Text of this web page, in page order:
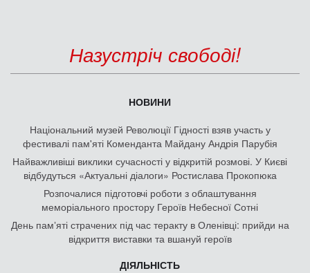
Назустріч свободі!
НОВИНИ
Національний музей Революції Гідності взяв участь у
фестивалі пам'яті Коменданта Майдану Андрія Парубія
Найважливіші виклики сучасності у відкритій розмові. У Києві
відбудуться «Актуальні діалоги» Ростислава Прокопюка
Розпочалися підготовчі роботи з облаштування
меморіального простору Героїв Небесної Сотні
День памʼяті страчених під час теракту в Оленівці: прийди на
відкриття виставки та вшануй героїв
ДІЯЛЬНІСТЬ